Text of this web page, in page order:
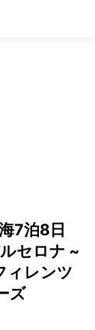
7泊8日
セロナ ~
ィレンツ
ズ